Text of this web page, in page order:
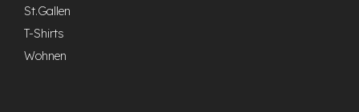
St.Gallen
T-Shirts
Wohnen